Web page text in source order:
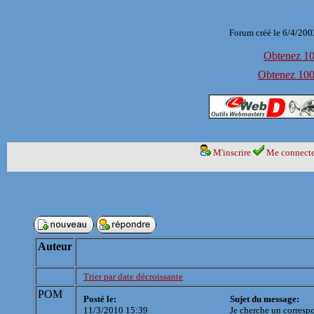
Forum créé le 6/4/
Obtenez
Obtenez
M'inscrire Me
Auteur
Trier par date décroissante
POM
Posté le:
11/3/2010 15:39
Sujet du message:
Je cherche un